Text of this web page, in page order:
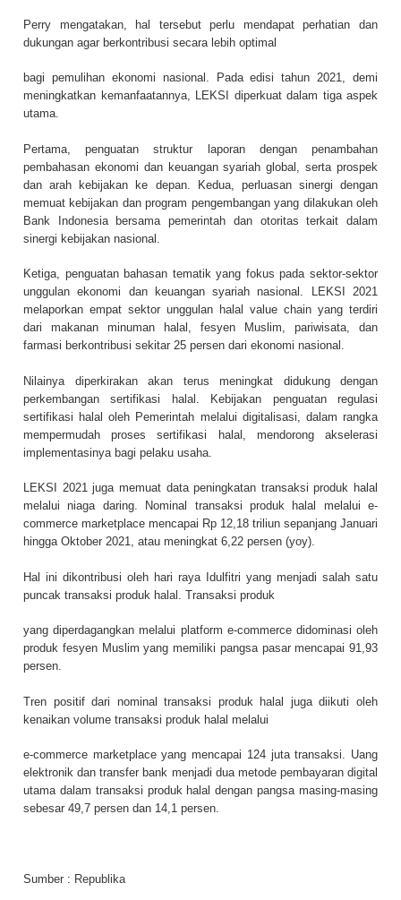
Perry mengatakan, hal tersebut perlu mendapat perhatian dan
dukungan agar berkontribusi secara lebih optimal
bagi pemulihan ekonomi nasional. Pada edisi tahun 2021, demi
meningkatkan kemanfaatannya, LEKSI diperkuat dalam tiga aspek
utama.
Pertama, penguatan struktur laporan dengan penambahan
pembahasan ekonomi dan keuangan syariah global, serta prospek
dan arah kebijakan ke depan. Kedua, perluasan sinergi dengan
memuat kebijakan dan program pengembangan yang dilakukan oleh
Bank Indonesia bersama pemerintah dan otoritas terkait dalam
sinergi kebijakan nasional.
Ketiga, penguatan bahasan tematik yang fokus pada sektor-sektor
unggulan ekonomi dan keuangan syariah nasional. LEKSI 2021
melaporkan empat sektor unggulan halal value chain yang terdiri
dari makanan minuman halal, fesyen Muslim, pariwisata, dan
farmasi berkontribusi sekitar 25 persen dari ekonomi nasional.
Nilainya diperkirakan akan terus meningkat didukung dengan
perkembangan sertifikasi halal. Kebijakan penguatan regulasi
sertifikasi halal oleh Pemerintah melalui digitalisasi, dalam rangka
mempermudah proses sertifikasi halal, mendorong akselerasi
implementasinya bagi pelaku usaha.
LEKSI 2021 juga memuat data peningkatan transaksi produk halal
melalui niaga daring. Nominal transaksi produk halal melalui e-
commerce marketplace mencapai Rp 12,18 triliun sepanjang Januari
hingga Oktober 2021, atau meningkat 6,22 persen (yoy).
Hal ini dikontribusi oleh hari raya Idulfitri yang menjadi salah satu
puncak transaksi produk halal. Transaksi produk
yang diperdagangkan melalui platform e-commerce didominasi oleh
produk fesyen Muslim yang memiliki pangsa pasar mencapai 91,93
persen.
Tren positif dari nominal transaksi produk halal juga diikuti oleh
kenaikan volume transaksi produk halal melalui
e-commerce marketplace yang mencapai 124 juta transaksi. Uang
elektronik dan transfer bank menjadi dua metode pembayaran digital
utama dalam transaksi produk halal dengan pangsa masing-masing
sebesar 49,7 persen dan 14,1 persen.
Sumber : Republika